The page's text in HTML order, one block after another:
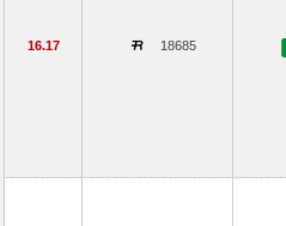
16.17 18685